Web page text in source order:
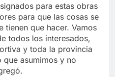
para estas obras
para que las cosas se
tienen que hacer. Vamos
todos los interesados,
y toda la provincia
que asumimos y no